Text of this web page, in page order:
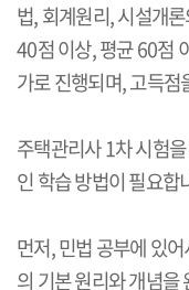
법, 회계원리, 시설개
40점 이상, 평균 60점
가로 진행되며, 고득
주택관리사 1차 시험
인 학습 방법이 필요합
먼저, 민법 공부에 있
의 기본 원리와 개념을